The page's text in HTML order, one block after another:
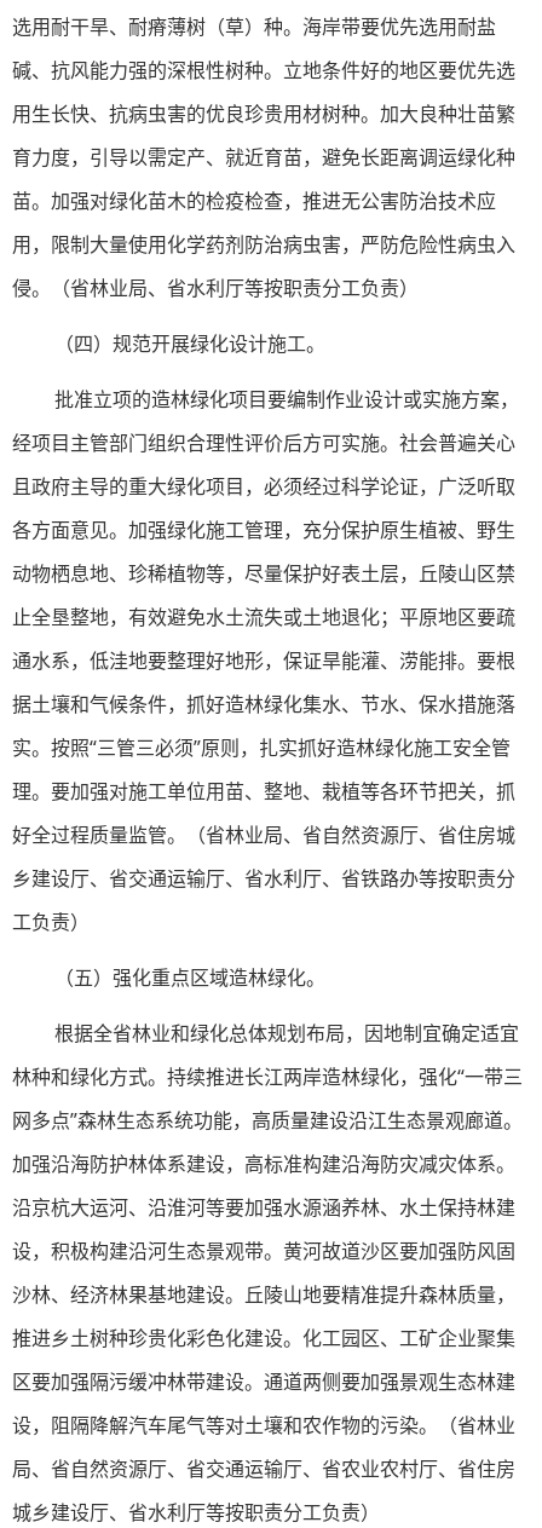
选用耐干旱、耐瘠薄树（草）种。海岸带要优先选用耐盐
碱、抗风能力强的深根性树种。立地条件好的地区要优先选
用生长快、抗病虫害的优良珍贵用材树种。加大良种壮苗繁
育力度，引导以需定产、就近育苗，避免长距离调运绿化种
苗。加强对绿化苗木的检疫检查，推进无公害防治技术应
用，限制大量使用化学药剂防治病虫害，严防危险性病虫入
侵。（省林业局、省水利厅等按职责分工负责）
（四）规范开展绿化设计施工。
批准立项的造林绿化项目要编制作业设计或实施方案，
经项目主管部门组织合理性评价后方可实施。社会普遍关心
且政府主导的重大绿化项目，必须经过科学论证，广泛听取
各方面意见。加强绿化施工管理，充分保护原生植被、野生
动物栖息地、珍稀植物等，尽量保护好表土层，丘陵山区禁
止全垦整地，有效避免水土流失或土地退化；平原地区要疏
通水系，低洼地要整理好地形，保证旱能灌、涝能排。要根
据土壤和气候条件，抓好造林绿化集水、节水、保水措施落
实。按照“三管三必须”原则，扎实抓好造林绿化施工安全管
理。要加强对施工单位用苗、整地、栽植等各环节把关，抓
好全过程质量监管。（省林业局、省自然资源厅、省住房城
乡建设厅、省交通运输厅、省水利厅、省铁路办等按职责分
工负责）
（五）强化重点区域造林绿化。
根据全省林业和绿化总体规划布局，因地制宜确定适宜
林种和绿化方式。持续推进长江两岸造林绿化，强化“一带三
网多点”森林生态系统功能，高质量建设沿江生态景观廊道。
加强沿海防护林体系建设，高标准构建沿海防灾减灾体系。
沿京杭大运河、沿淮河等要加强水源涵养林、水土保持林建
设，积极构建沿河生态景观带。黄河故道沙区要加强防风固
沙林、经济林果基地建设。丘陵山地要精准提升森林质量，
推进乡土树种珍贵化彩色化建设。化工园区、工矿企业聚集
区要加强隔污缓冲林带建设。通道两侧要加强景观生态林建
设，阻隔降解汽车尾气等对土壤和农作物的污染。（省林业
局、省自然资源厅、省交通运输厅、省农业农村厅、省住房
城乡建设厅、省水利厅等按职责分工负责）